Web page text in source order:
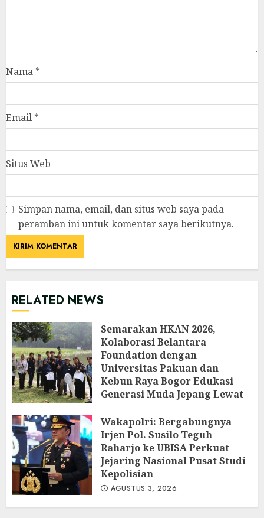
Nama *
Email *
Situs Web
Simpan nama, email, dan situs web saya pada
peramban ini untuk komentar saya berikutnya.
RELATED NEWS
Semarakan HKAN 2026,
Kolaborasi Belantara
Foundation dengan
Universitas Pakuan dan
Kebun Raya Bogor Edukasi
Generasi Muda Jepang Lewat
Kebun Raya Bogor
AGUSTUS 3, 2026
Wakapolri: Bergabungnya
Irjen Pol. Susilo Teguh
Raharjo ke UBISA Perkuat
Jejaring Nasional Pusat Studi
Kepolisian
AGUSTUS 3, 2026